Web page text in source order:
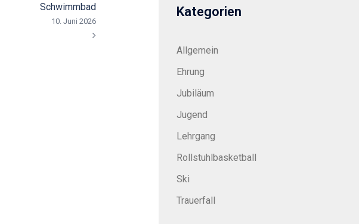
Schwimmbad
10. Juni 2026
Kategorien
Allgemein
Ehrung
Jubiläum
Jugend
Lehrgang
Rollstuhlbasketball
Ski
Trauerfall